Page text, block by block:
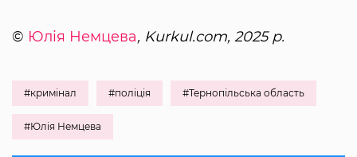
© Юлія Немцева, Kurkul.com, 2025 р.
#кримінал #поліція #Тернопільська область
#Юлія Немцева